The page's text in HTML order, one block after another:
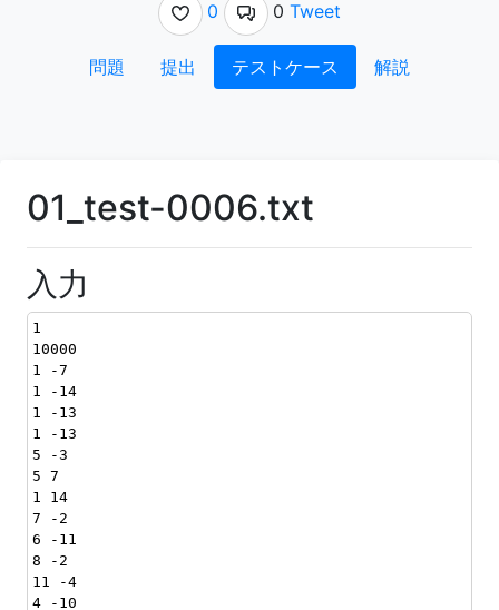
0
0 Tweet
問題 提出 テストケース 解説
01_test-0006.txt
入力
1
10000
1 -7
1 -14
1 -13
1 -13
5 -3
5 7
1 14
7 -2
6 -11
8 -2
11 -4
4 -10